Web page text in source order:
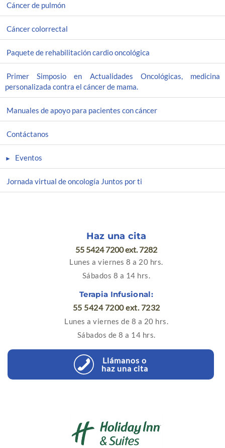
Cáncer de pulmón
Cáncer colorrectal
Paquete de rehabilitación cardio oncológica
Primer Simposio en Actualidades Oncológicas, medicina
personalizada contra el cáncer de mama.
Manuales de apoyo para pacientes con cáncer
Contáctanos
Eventos
Jornada virtual de oncología Juntos por ti
Haz una cita
55 5424 7200 ext. 7282
Lunes a viernes 8 a 20 hrs.
Sábados 8 a 14 hrs.
Terapia Infusional:
55 5424 7200 ext. 7232
Lunes a viernes de 8 a 20 hrs.
Sábados de 8 a 14 hrs.
Llámanos o
haz una cita